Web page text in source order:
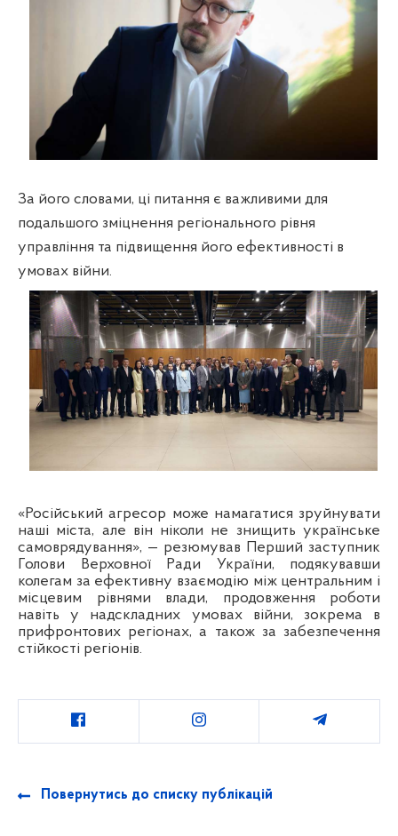
За його словами, ці питання є важливими для
подальшого зміцнення регіонального рівня
управління та підвищення його ефективності в
умовах війни.
«Російський агресор може намагатися зруйнувати
наші міста, але він ніколи не знищить українське
самоврядування», — резюмував Перший заступник
Голови Верховної Ради України, подякувавши
колегам за ефективну взаємодію між центральним і
місцевим рівнями влади, продовження роботи
навіть у надскладних умовах війни, зокрема в
прифронтових регіонах, а також за забезпечення
стійкості регіонів.
Повернутись до списку публікацій